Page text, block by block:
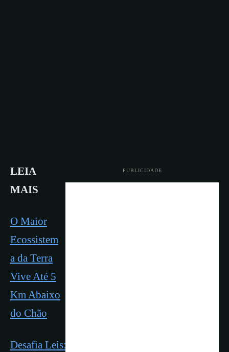
PUBLICIDADE
LEIA
MAIS
O Maior
Ecossistem
a da Terra
Vive Até 5
Km Abaixo
do Chão
Desafia Leis: Sinal na Antártica Pode Ser Nova